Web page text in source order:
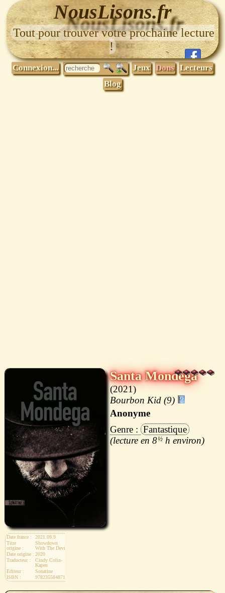
NousLisons.fr
Tout pour trouver votre prochaine lecture
!
Connexion... Jeux Dons Lecteurs
Blog
Date france :
2021.09.9
Titre
origine :
Showdown
With The Devil
Date origine : 2020
Traducteur :
Cindy Colin-
Kapen
Editeur :
Sonatine
ISBN :
9782355848711
Santa Mondega
2021
Bourbon Kid (9)
Anonyme
Fantastique
8½ h